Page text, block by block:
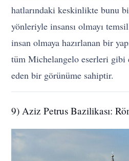
hatlarındaki keskinlikte bunu
yönleriyle insansı olmayı
insan olmaya hazırlanan bir
tüm Michelangelo eserleri
eden bir görünüme sahiptir.
9) Aziz Petrus Bazilikası: